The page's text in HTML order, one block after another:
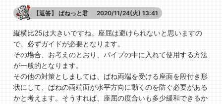
【返答】 ばねっと君 2020/11/24(火) 13:41
縦横比25は大きいですね。座屈は避けられないと思いますの
で、必ずガイドが必要となります。
その場合、お考えのとおり、パイプの中に入れて使用する方法
が一般的となります。
その他の対策としましては、ばね両端を受ける座面を段付き形
状にして、ばねの両端面が水平方向に動くのを防ぐ必要がある
かと考えます。そうすれば、座屈の度合いも多少緩和できるか